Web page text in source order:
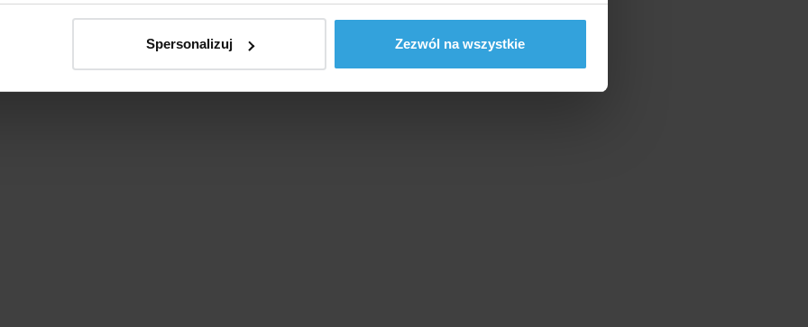
Spersonalizuj Zezwól na wszystkie